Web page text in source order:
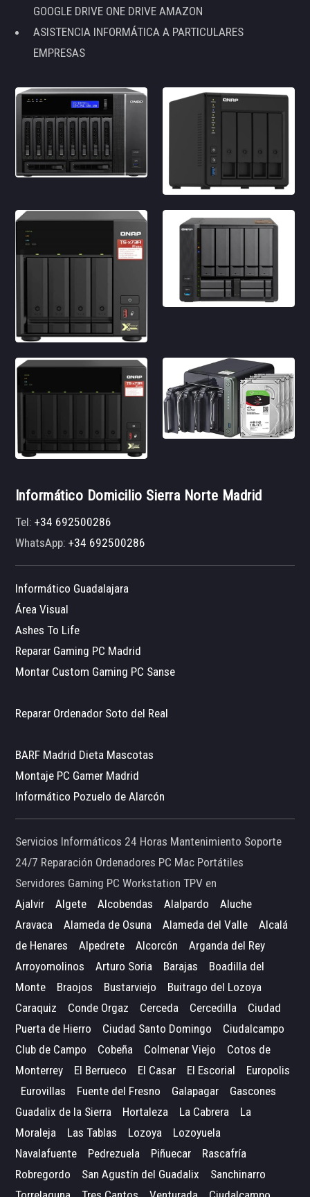
GOOGLE DRIVE ONE DRIVE AMAZON
ASISTENCIA INFORMÁTICA A PARTICULARES
EMPRESAS
Informático Domicilio Sierra Norte Madrid
Tel:+34 692500286
WhatsApp:+34 692500286
Informático Guadalajara
Área Visual
Ashes To Life
Reparar Gaming PC Madrid
Montar Custom Gaming PC Sanse
Reparar Ordenador Soto del Real
BARF Madrid Dieta Mascotas
Montaje PC Gamer Madrid
Informático Pozuelo de Alarcón
Servicios Informáticos 24 Horas Mantenimiento Soporte
24/7 Reparación Ordenadores PC Mac Portátiles
Servidores Gaming PC Workstation TPV en
Ajalvir
Algete Alcobendas Alalpardo
Aluche
Aravaca
Alameda de Osuna Alameda del Valle
Alcalá
de Henares
Alpedrete Alcorcón
Arganda del Rey
Arroyomolinos
Arturo Soria Barajas
Boadilla del
Monte
Braojos Bustarviejo
Buitrago del Lozoya
Caraquiz
Conde Orgaz Cerceda Cercedilla
Ciudad
Puerta de Hierro
Ciudad Santo Domingo
Ciudalcampo
Club de Campo
Cobeña Colmenar Viejo
Cotos de
Monterrey
El Berrueco El Casar El Escorial
Europolis
Eurovillas
Fuente del Fresno Galapagar
Gascones
Guadalix de la Sierra
Hortaleza La Cabrera
La
Moraleja
Las Tablas Lozoya
Lozoyuela
Navalafuente
Pedrezuela Piñuecar
Rascafría
Robregordo
San Agustín del Guadalix
Sanchinarro